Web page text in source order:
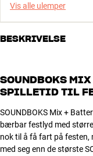
Vis alle ulemper
BESKRIVELSE
SOUNDBOKS MIX
SPILLETID TIL
SOUNDBOKS Mix +
bærbar festlyd med
nok til å få fart på festen,
med seg enn de største